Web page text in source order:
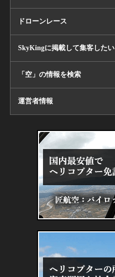
ドローンレース
SkyKingに掲載して集客したい
「空」の情報を検索
運営者情報